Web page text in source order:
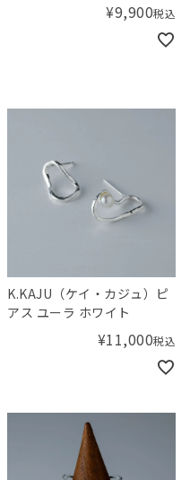
¥9,900税込
K.KAJU（ケイ・カジュ）ピ
アス ユーラ ホワイト
¥11,000税込